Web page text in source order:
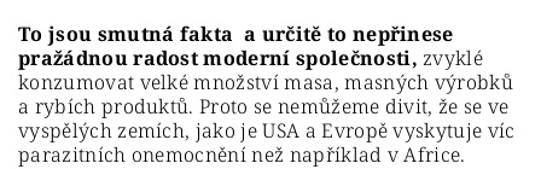
To jsou smutná fakta a určitě to nepřinese
pražádnou radost moderní společnosti, zvyklé
konzumovat velké množství masa, masných výrobků
a rybích produktů. Proto se nemůžeme divit, že se ve
vyspělých zemích, jako je USA a Evropě vyskytuje víc
parazitních onemocnění než například v Africe.